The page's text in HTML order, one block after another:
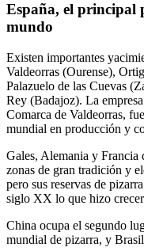
España, el principal
mundo
Existen importantes
Valdeorras (Ourense),
Palazuelo de las Cuevas
Rey (Badajoz). La
Comarca de Valdeorras,
mundial en producción y
Gales, Alemania y
zonas de gran tradición y
pero sus reservas de
siglo XX lo que hizo
China ocupa el segundo
mundial de pizarra, y